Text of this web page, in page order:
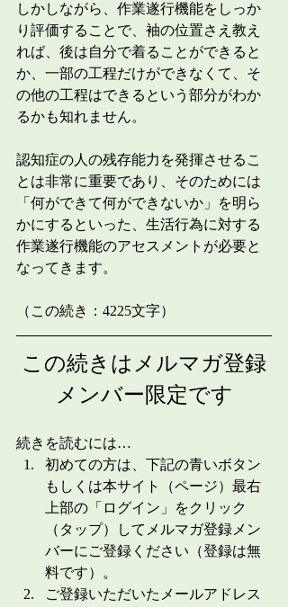
しかしながら、作業遂行機能をしっか
り評価することで、袖の位置さえ教え
れば、後は自分で着ることができると
か、一部の工程だけができなくて、そ
の他の工程はできるという部分がわか
るかも知れません。
認知症の人の残存能力を発揮させるこ
とは非常に重要であり、そのためには
「何ができて何ができないか」を明ら
かにするといった、生活行為に対する
作業遂行機能のアセスメントが必要と
なってきます。
（この続き：4225文字）
この続きはメルマガ登録
メンバー限定です
続きを読むには…
初めての方は、下記の青いボタン
もしくは本サイト（ページ）最右
上部の「ログイン」をクリック
（タップ）してメルマガ登録メン
バーにご登録ください（登録は無
料です）。
ご登録いただいたメールアドレス